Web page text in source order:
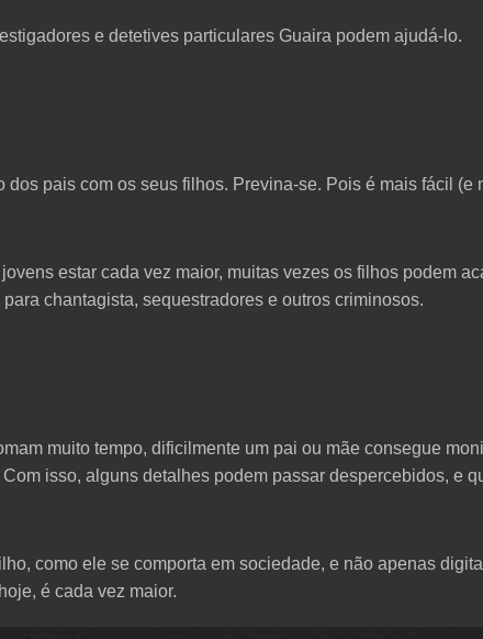
e detetives particulares Guaira podem ajudá-lo.
pais com os seus filhos. Previna-se. Pois é mais fácil (e
estar cada vez maior, muitas vezes os filhos podem
chantagista, sequestradores e outros criminosos.
muito tempo, dificilmente um pai ou mãe consegue
isso, alguns detalhes podem passar despercebidos, e
como ele se comporta em sociedade, e não apenas
é cada vez maior.